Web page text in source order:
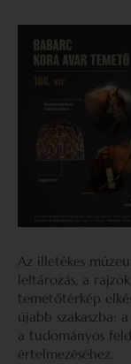
Az illetékes
leltározás, a
temetőtérkép
újabb szakaszba:
a tudományos
értelmezéséhez.